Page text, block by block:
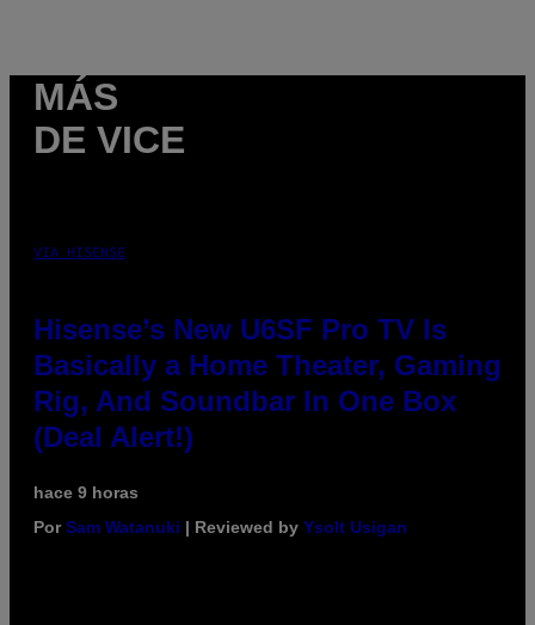
MÁS
DE VICE
VIA HISENSE
Hisense’s New U6SF Pro TV Is
Basically a Home Theater, Gaming
Rig, And Soundbar In One Box
(Deal Alert!)
hace 9 horas
PorSam Watanuki | Reviewed by Ysolt Usigan